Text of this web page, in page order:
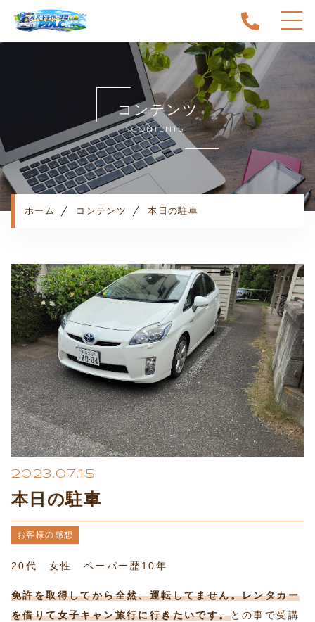
ホーム
当スクールについて
キャンペーン
料金表・コース
出張エリア
予約状況
コンテンツ
利用規約
プライバシーポリシー
コンテンツ
CONTENTS
ホーム コンテンツ 本日の駐車
2023.07.15
本日の駐車
お客様の感想
20代 女性 ペーパー歴10年
免許を取得してから全然、運転してません。レンタカー
を借りて女子キャン旅行に行きたいです。との事で受講